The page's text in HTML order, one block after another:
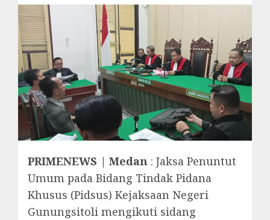
PRIMENEWS | Medan : Jaksa Penuntut
Umum pada Bidang Tindak Pidana
Khusus (Pidsus) Kejaksaan Negeri
Gunungsitoli mengikuti sidang